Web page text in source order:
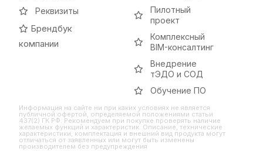
Реквизиты
Брендбук
компании
Пилотный
проект
Комплексный
BIM-консалтинг
Внедрение
тЭДО и СОД
Обучение ПО
Информация на сайте ни при каких условиях не является
публичной офертой, определяемой положениями статьи
437(2) ГК РФ. Рекомендуем при покупке проверять наличие
желаемых функций и характеристик. Описание, технические
характеристики, комплектация и внешний вид продукта могут
отличаться от заявленных или могут быть изменены
производителем без предупреждения